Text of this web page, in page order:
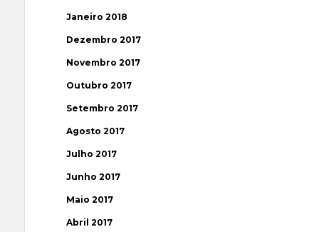
Janeiro 2018
Dezembro 2017
Novembro 2017
Outubro 2017
Setembro 2017
Agosto 2017
Julho 2017
Junho 2017
Maio 2017
Abril 2017